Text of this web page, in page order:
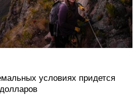
условиях придется